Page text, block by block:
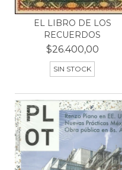
EL LIBRO DE LOS
RECUERDOS
$26.400,00
SIN STOCK